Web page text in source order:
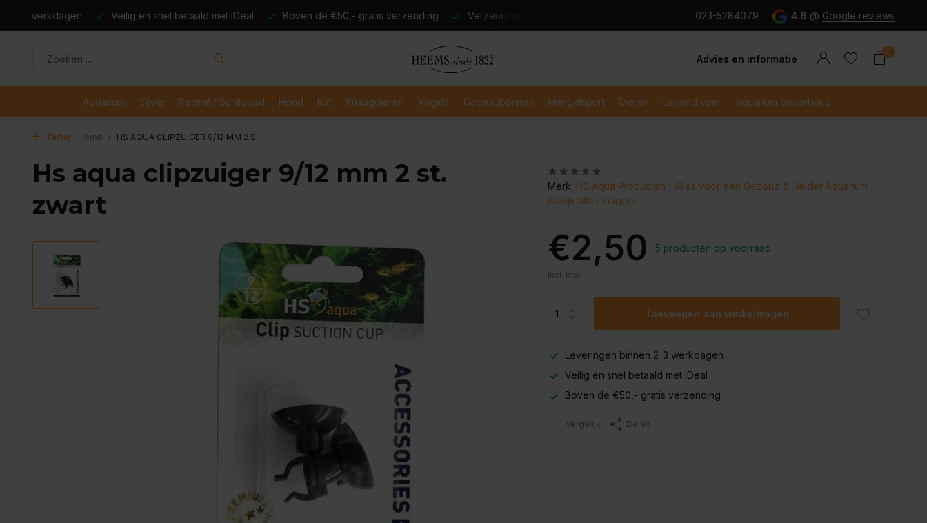
Veilig en snel betaald met iDeal Boven de €50,- gratis verzending Verzending binnen 2-3 werkdagen Veilig en snel betaald met iDeal
023-5284079 4.6 @ Google reviews
Advies en informatie
Account
aanmaken
0
Aquarium Vijver Reptiel / Schildpad Hond Kat Knaagdieren Vogels Cadeaubonnen Hengelsport Dieren Levend voer Aquarium onderhoud
Terug Home HS AQUA CLIPZUIGER 9/12 MM 2 S...
Hs aqua clipzuiger 9/12 mm 2 st.
zwart
Merk: HS Aqua Producten | Alles voor een Gezond & Helder Aquarium
Bekijk alles Zuigers
€2,50 5 producten op voorraad
Incl. btw
Toevoegen aan winkelwagen
Leveringen binnen 2-3 werkdagen
Veilig en snel betaald met iDeal
Boven de €50,- gratis verzending
Vergelijk Delen